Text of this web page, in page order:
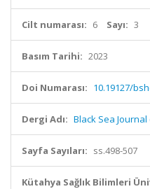
Cilt numarası: 6 Sayı: 3
Basım Tarihi: 2023
Doi Numarası: 10.19127/
Dergi Adı: Black Sea
Sayfa Sayıları: ss.498-507
Kütahya Sağlık Bilimleri